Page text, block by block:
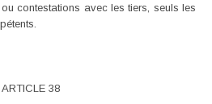
contestations avec les tiers, seuls les
ARTICLE 38